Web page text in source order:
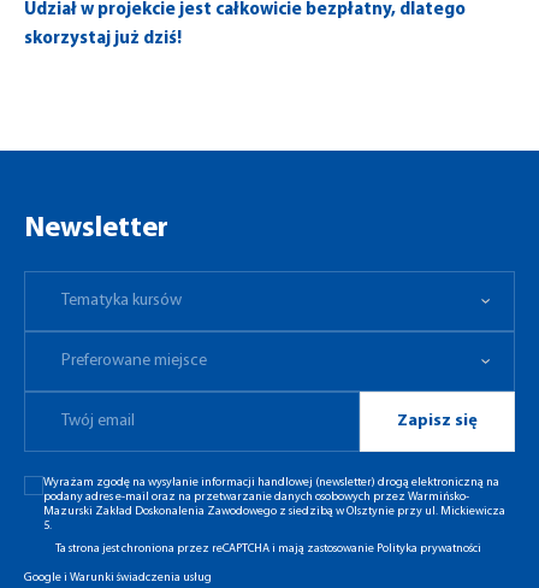
Udział w projekcie jest całkowicie bezpłatny, dlatego
skorzystaj już dziś!
Newsletter
Tematyka kursów
Preferowane miejsce
Zapisz się
Wyrażam zgodę na wysyłanie informacji handlowej (newsletter) drogą elektroniczną na
podany adres e-mail oraz na przetwarzanie danych osobowych przez Warmińsko-
Mazurski Zakład Doskonalenia Zawodowego z siedzibą w Olsztynie przy ul. Mickiewicza
5.
Ta strona jest chroniona przez reCAPTCHA i mają zastosowanie Polityka prywatności
Googlei Warunki świadczenia usług